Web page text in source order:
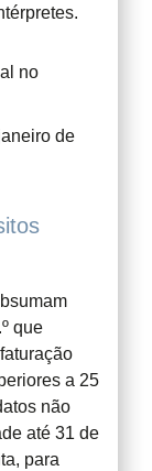
no
de
que
a 25
não
até 31 de
para